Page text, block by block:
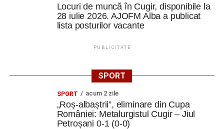
Locuri de muncă în Cugir, disponibile la
28 iulie 2026. AJOFM Alba a publicat
lista posturilor vacante
PUBLICITATE
SPORT
SPORT acum 2 zile
„Roș-albaștrii”, eliminare din Cupa
României: Metalurgistul Cugir – Jiul
Petroșani 0-1 (0-0)